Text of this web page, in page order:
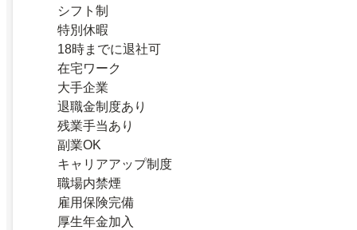
シフト制
特別休暇
18時までに退社可
在宅ワーク
大手企業
退職金制度あり
残業手当あり
副業OK
キャリアアップ制度
職場内禁煙
雇用保険完備
厚生年金加入